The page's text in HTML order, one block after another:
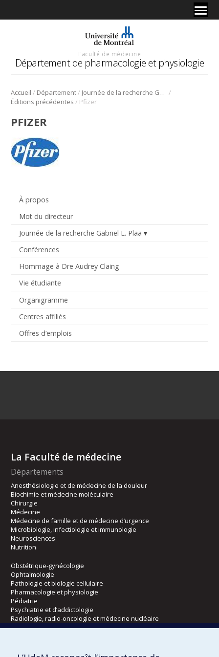
Faculté de médecine
Département de pharmacologie et physiologie
Accueil / Département/ Journée de la recherche Gabriel L. Plaa /
Éditions précédentes / Pfizer
À propos
Mot du directeur
Journée de la recherche Gabriel L. Plaa
Conférences
Hommage à Dre Audrey Claing
Vie étudiante
Organigramme
Centres affiliés
Offres d’emplois
PFIZER
La Faculté de médecine
Départements
Anesthésiologie et de médecine de la douleur
Biochimie et médecine moléculaire
Chirurgie
Médecine
Médecine de famille et de médecine d’urgence
Microbiologie, infectiologie et immunologie
Neurosciences
Nutrition
Obstétrique-gynécologie
Ophtalmologie
Pathologie et biologie cellulaire
Pharmacologie et physiologie
Pédiatrie
Psychiatrie et d’addictologie
Radiologie, radio-oncologie et médecine nucléaire